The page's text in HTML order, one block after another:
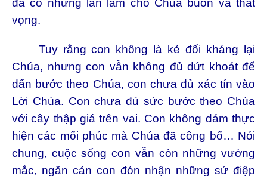
vọng.
Tuy rằng con không là kẻ đối kháng lại
Chúa, nhưng con vẫn không đủ dứt khoát để
dấn bước theo Chúa, con chưa đủ xác tín vào
Lời Chúa. Con chưa đủ sức bước theo Chúa
với cây thập giá trên vai. Con không dám thực
hiện các mối phúc mà Chúa đã công bố… Nói
chung, cuộc sống con vẫn còn những vướng
mắc, ngăn cản con đón nhận những sứ điệp